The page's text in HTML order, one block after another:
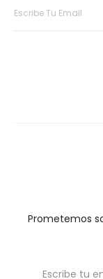
Prometemos